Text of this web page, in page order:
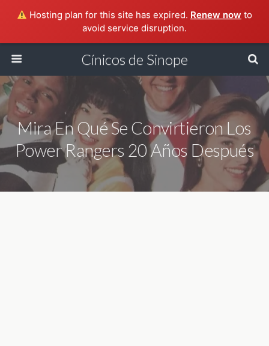
Hosting plan for this site has expired. Renew now to
avoid service disruption.
Cínicos de Sinope
Mira En Qué Se Convirtieron Los
Power Rangers 20 Años Después